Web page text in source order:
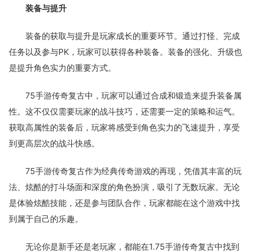
装备与提升
装备的获取与提升是玩家成长的重要环节。通过打怪、完成
任务以及参与PK，玩家可以获得各种装备。装备的强化、升级也
是提升角色实力的重要方式。
75手游传奇复古中，玩家可以通过合成和锻造来提升装备属
性。这不仅仅需要玩家的战斗技巧，还需要一定的策略和运气。
获取高属性的装备后，玩家将感受到角色实力的飞速提升，享受
到更高层次的战斗快感。
75手游传奇复古作为经典传奇游戏的再现，凭借其丰富的玩
法、炫酷的打斗场面和深度的角色扮演，吸引了无数玩家。无论
是体验炫酷技能，还是参与团队合作，玩家都能在这个游戏中找
到属于自己的乐趣。
无论你是新手还是老玩家，都能在1.75手游传奇复古中找到